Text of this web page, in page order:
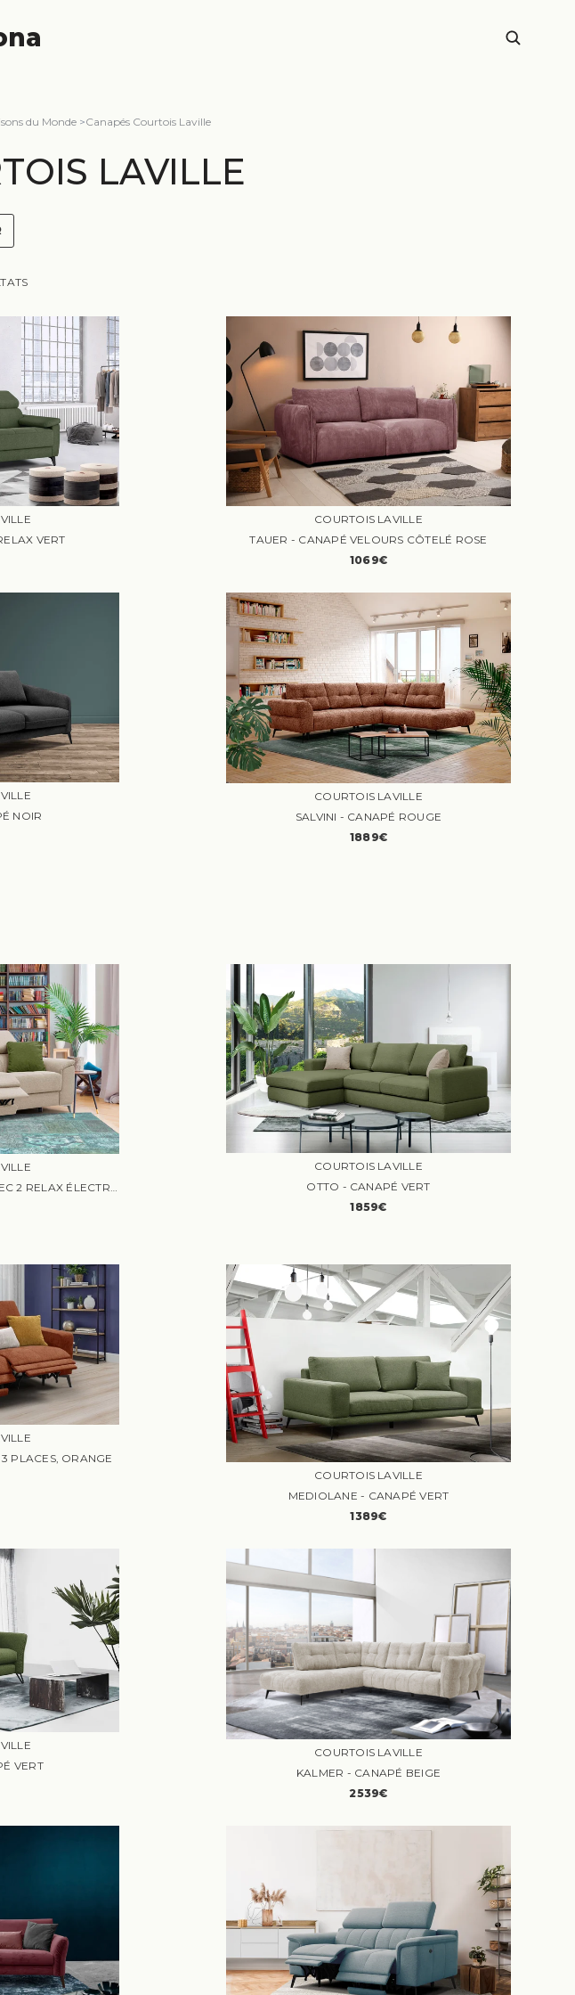
du Monde>Canapés Courtois Laville
LAVILLE
VERT
COURTOIS LAVILLE
TAUER - CANAPÉ VELOURS CÔTELÉ ROSE
1069€
NOIR
COURTOIS LAVILLE
SALVINI - CANAPÉ ROUGE
1889€
PLAUEN - CANAPÉ DROIT AVEC 2 RELAX ÉLECTRIQUES TISSU BEIGE ET VERT
COURTOIS LAVILLE
OTTO - CANAPÉ VERT
1859€
PLACES, ORANGE
COURTOIS LAVILLE
MEDIOLANE - CANAPÉ VERT
1389€
VERT
COURTOIS LAVILLE
KALMER - CANAPÉ BEIGE
2539€